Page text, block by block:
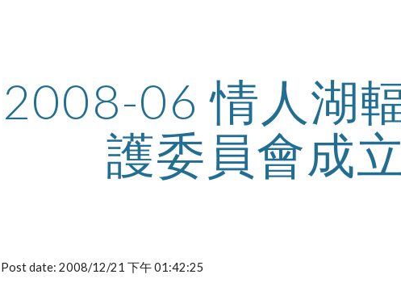
2008-06 情人湖
護委員會成立
Post date: 2008/12/21 下午 01:42:25